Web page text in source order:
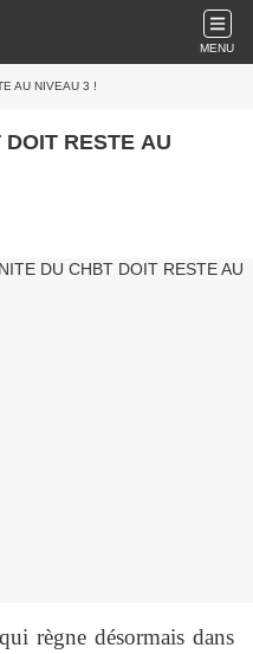
MENU
AU NIVEAU 3 !
RESTE AU
règne désormais dans